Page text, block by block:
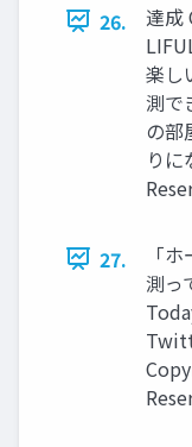
26.
達成
楽し
測で
の部
り
27.
「
測っ